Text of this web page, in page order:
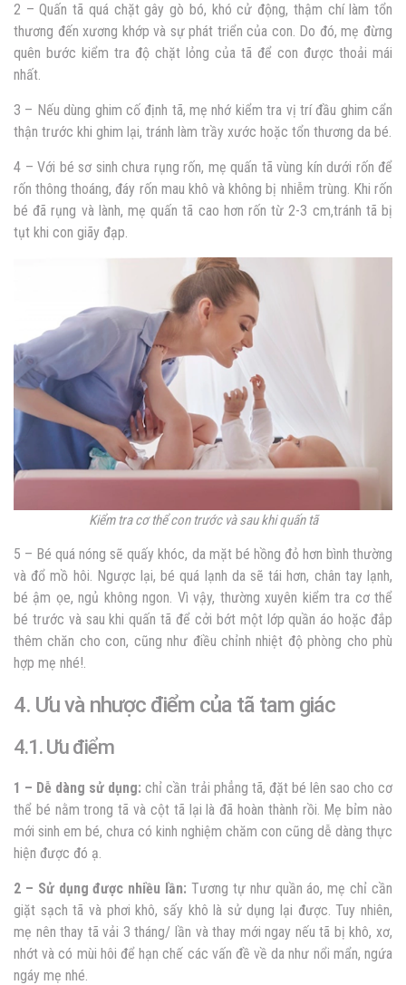
2 – Quấn tã quá chặt gây gò bó, khó cử động, thậm chí làm tổn
thương đến xương khớp và sự phát triển của con. Do đó, mẹđừng
quên bước kiểm tra độ chặt lỏng của tã để con được thoải mái
nhất.
3 – Nếu dùng ghim cố định tã, mẹ nhớ kiểm tra vị trí đầu ghim cẩn
thận trước khi ghim lại, tránh làm trầy xước hoặc tổn thương da bé.
4 – Với bé sơ sinh chưa rụng rốn, mẹ quấn tã vùng kín dưới rốn để
rốn thông thoáng, đáy rốn mau khô và không bị nhiễm trùng. Khi rốn
bé đã rụng và lành, mẹ quấn tã cao hơn rốn từ 2-3 cm,tránh tã bị
tụt khi con giãy đạp.
Kiểm tra cơ thể con trước và sau khi quấn tã
5 – Bé quá nóng sẽ quấy khóc, da mặt bé hồng đỏ hơn bình thường
và đổ mồ hôi . Ngược lại, bé quá lạnh da sẽtái hơn, chân tay lạnh,
bé ậm ọe, ngủ không ngon. Vì vậy, thường xuyên kiểm tra cơ thể
bé trước và sau khi quấn tã để cởi bớt một lớp quần áo hoặc đắp
thêm chăn cho con, cũng như điều chỉnh nhiệt độ phòng cho phù
hợp mẹ nhé!.
4. Ưu và nhược điểm của tã tam giác
4.1. Ưu điểm
1 – Dễ dàng sử dụng: chỉ cần trải phẳng tã, đặt bé lên sao cho cơ
thể bé nằm trong tã và cột tã lại là đã hoàn thành rồi. Mẹ bỉm nào
mới sinh em bé, chưa có kinh nghiệm chăm con cũng dễ dàng thực
hiện được đó ạ.
2 – Sử dụng được nhiều lần: Tương tự như quần áo, mẹ chỉ cần
giặt sạch tã và phơi khô, sấy khô là sử dụng lại được. Tuy nhiên,
mẹ nên thay tã vải 3 tháng/ lần và thay mới ngay nếu tã bị khô, xơ,
nhớt và có mùi hôi để hạn chế các vấn đề về da như nổi mẩn, ngứa
ngáy mẹ nhé.